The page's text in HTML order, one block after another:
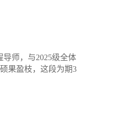
师，与2025级全体
果盈枝，这段为期3